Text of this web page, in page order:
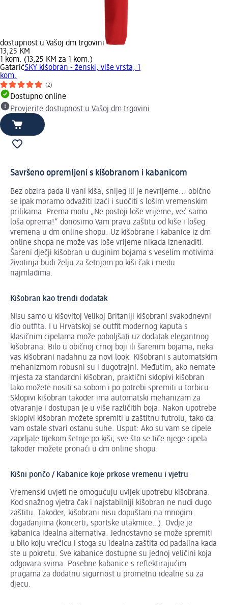
dostupnost u Vašoj dm trgovini
13,25 KM
1 kom. (13,25 KM za 1 kom.)
GatarićSKY kišobran - ženski, više vrsta, 1
kom.
(2)
Dostupno online
Provjerite dostupnost u Vašoj dm trgovini
Savršeno opremljeni s kišobranom i kabanicom
Bez obzira pada li vani kiša, snijeg ili je nevrijeme... obično
se ipak moramo odvažiti izaći i suočiti s lošim vremenskim
prilikama. Prema motu „Ne postoji loše vrijeme, već samo
loša oprema!“ donosimo Vam pravu zaštitu od kiše i lošeg
vremena u dm online shopu. Uz kišobrane i kabanice iz dm
online shopa ne može vas loše vrijeme nikada iznenaditi.
Šareni dječji kišobran u duginim bojama s veselim motivima
životinja budi želju za šetnjom po kiši čak i među
najmlađima.
Kišobran kao trendi dodatak
Nisu samo u kišovitoj Velikoj Britaniji kišobrani svakodnevni
dio outfita. I u Hrvatskoj se outfit modernog kaputa s
klasičnim cipelama može poboljšati uz dodatak elegantnog
kišobrana. Bilo u običnoj crnoj boji ili šarenim bojama, neka
vas kišobrani nadahnu za novi look. Kišobrani s automatskim
mehanizmom robusni su i dugotrajni. Međutim, ako nemate
mjesta za standardni kišobran, praktični sklopivi kišobran
lako možete nositi sa sobom i po potrebi spremiti u torbicu.
Sklopivi kišobran također ima automatski mehanizam za
otvaranje i dostupan je u više različitih boja. Nakon upotrebe
sklopivi kišobran možete spremiti u zaštitnu futrolu, tako da
vam ostale stvari ostanu suhe. Usput: Ako su vam se cipele
zaprljale tijekom šetnje po kiši, sve što se tiče njege cipela
također možete pronaći u dm online shopu.
Kišni pončo / Kabanice koje prkose vremenu i vjetru
Vremenski uvjeti ne omogućuju uvijek upotrebu kišobrana.
Kod snažnog vjetra čak i najstabilniji kišobran ne nudi dugo
zaštitu. Također, kišobrani nisu dopuštani na mnogim
događanjima (koncerti, sportske utakmice…). Ovdje je
kabanica idealna alternativa. Jednostavno se može spremiti
u bilo koju vrećicu i stoga su idealna zaštita od padalina kada
ste u pokretu. Sve kabanice dostupne su jednoj veličini koja
odgovara svima. Posebne kabanice s reflektirajućim
prugama za dodatnu sigurnost u prometnu idealne su za
djecu.